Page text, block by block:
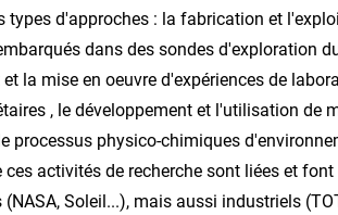
types d'approches : la fabrication et
dans des sondes d'exploration
la mise en oeuvre d'expériences de
, le développement et l'utilisation de
processus physico-chimiques
ces activités de recherche sont liées et font
Soleil...), mais aussi industriels